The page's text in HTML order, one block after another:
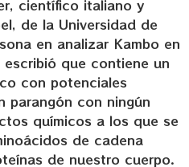
científico italiano y
de la Universidad de
en analizar Kambo en
que contiene un
con potenciales
parangón con ningún
químicos a los que se
de cadena
de nuestro cuerpo.